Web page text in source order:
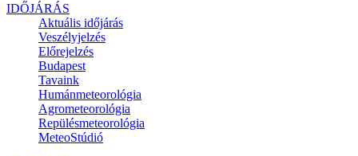
IDŐJÁRÁS
Aktuális időjárás
Veszélyjelzés
Előrejelzés
Budapest
Tavaink
Humánmeteorológia
Agrometeorológia
Repülésmeteorológia
MeteoStúdió